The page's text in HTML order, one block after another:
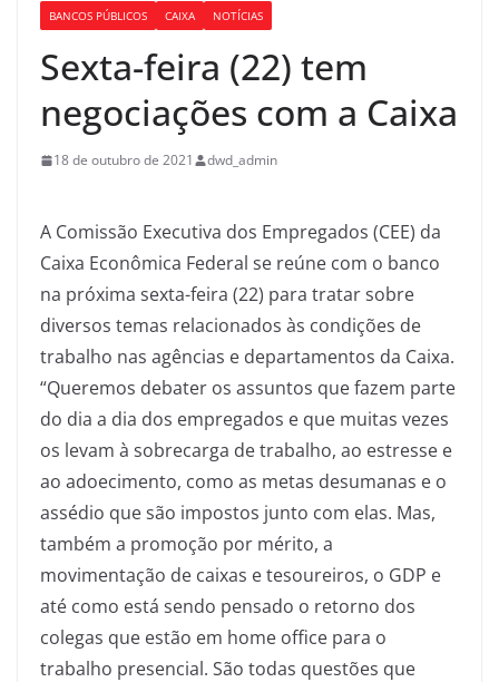
BANCOS PÚBLICOS CAIXA NOTÍCIAS
Sexta-feira (22) tem
negociações com a Caixa
18 de outubro de 2021 dwd_admin
A Comissão Executiva dos Empregados (CEE) da
Caixa Econômica Federal se reúne com o banco
na próxima sexta-feira (22) para tratar sobre
diversos temas relacionados às condições de
trabalho nas agências e departamentos da Caixa.
“Queremos debater os assuntos que fazem parte
do dia a dia dos empregados e que muitas vezes
os levam à sobrecarga de trabalho, ao estresse e
ao adoecimento, como as metas desumanas e o
assédio que são impostos junto com elas. Mas,
também a promoção por mérito, a
movimentação de caixas e tesoureiros, o GDP e
até como está sendo pensado o retorno dos
colegas que estão em home office para o
trabalho presencial. São todas questões que